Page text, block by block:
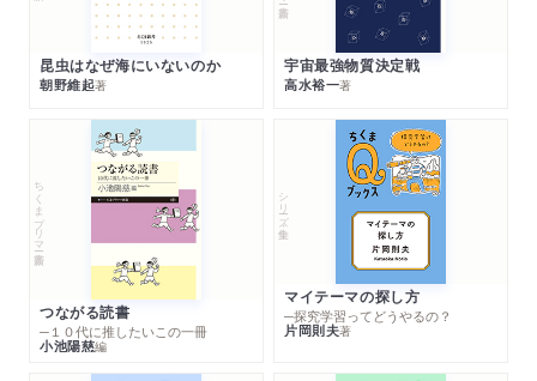
昆虫はなぜ海にいないのか
朝野維起著
宇宙最強物質決定戦
高水裕一著
ちくまプリマー新書
つながる読書
─１０代に推したいこの一冊
小池陽慈編
シリーズ・全集
マイテーマの探し方
─探究学習ってどうやるの？
片岡則夫著